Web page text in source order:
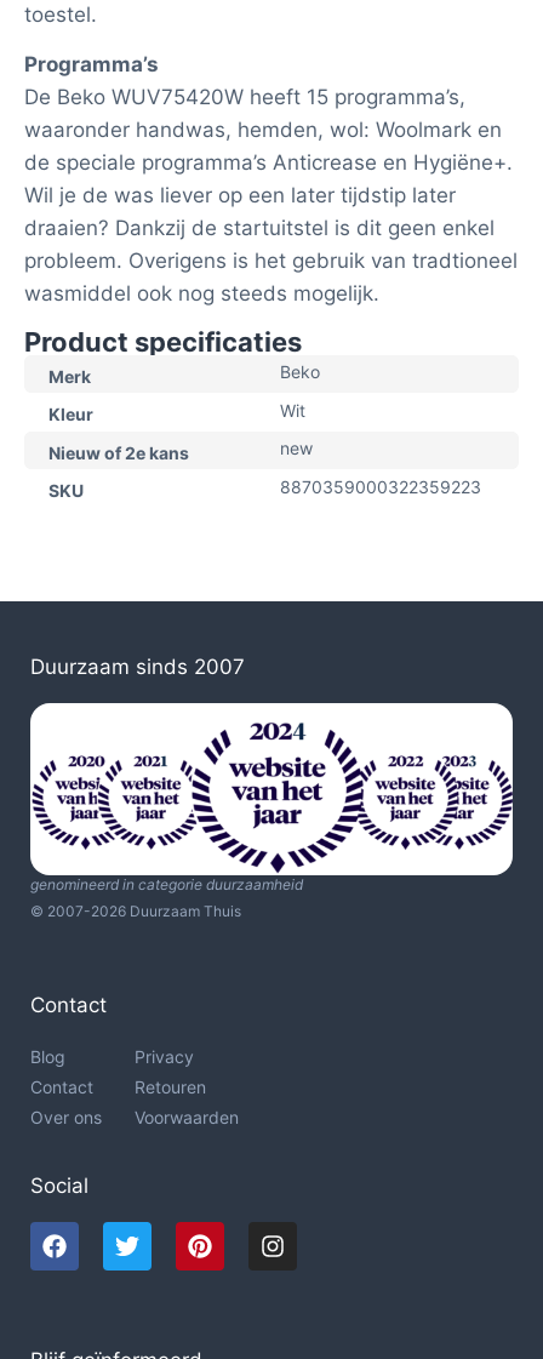
toestel.
Programma’s
De Beko WUV75420W heeft 15 programma’s,
waaronder handwas, hemden, wol: Woolmark en
de speciale programma’s Anticrease en Hygiëne+.
Wil je de was liever op een later tijdstip later
draaien? Dankzij de startuitstel is dit geen enkel
probleem. Overigens is het gebruik van tradtioneel
wasmiddel ook nog steeds mogelijk.
Product specificaties
Merk Beko
Kleur Wit
Nieuw of 2e kans new
SKU 8870359000322359223
Duurzaam sinds 2007
genomineerd in categorie duurzaamheid
© 2007-2026 Duurzaam Thuis
Contact
Blog
Contact
Over ons
Privacy
Retouren
Voorwaarden
Social